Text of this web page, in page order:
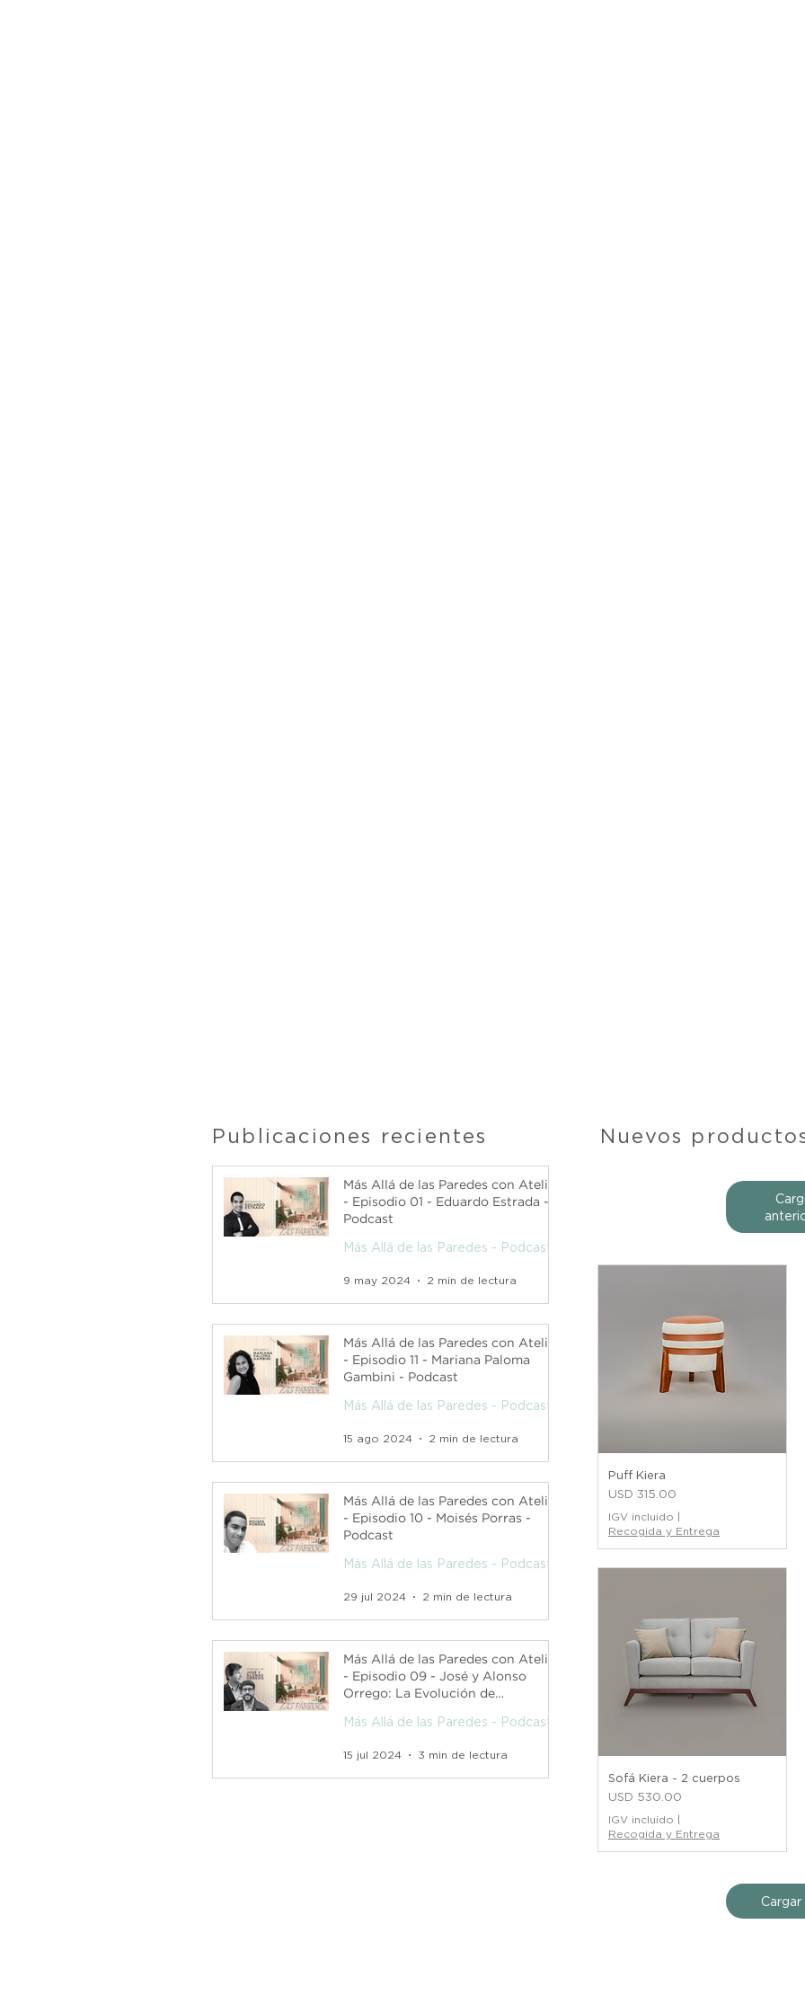
Publicaciones recientes
Más Allá de las Paredes con Atelier
- Episodio 01 - Eduardo Estrada -
Podcast
Más Allá de las Paredes - Podcast
9 may 2024 2 min de lectura
Más Allá de las Paredes con Atelier
- Episodio 11 - Mariana Paloma
Gambini - Podcast
Más Allá de las Paredes - Podcast
15 ago 2024 2 min de lectura
Más Allá de las Paredes con Atelier
- Episodio 10 - Moisés Porras -
Podcast
Más Allá de las Paredes - Podcast
29 jul 2024 2 min de lectura
Más Allá de las Paredes con Atelier
- Episodio 09 - José y Alonso
Orrego: La Evolución de
Más Allá de las Paredes - Podcast
15 jul 2024 3 min de lectura
Nuevos
Puff Kiera
Precio
USD 315.00
IGV incluido |
Recogida y Entrega
Sofá Kiera - 2 cuerpos
Precio
USD 530.00
IGV incluido |
Recogida y Entrega
Cargar